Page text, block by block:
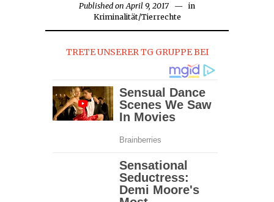
Published on April 9, 2017
in
Kriminalität/Tierrechte
TRETE UNSERER TG GRUPPE BEI